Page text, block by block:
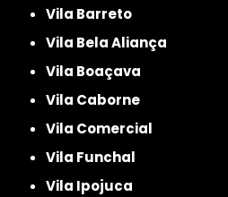
Vila Barreto
Vila Bela Aliança
Vila Boaçava
Vila Caborne
Vila Comercial
Vila Funchal
Vila Ipojuca